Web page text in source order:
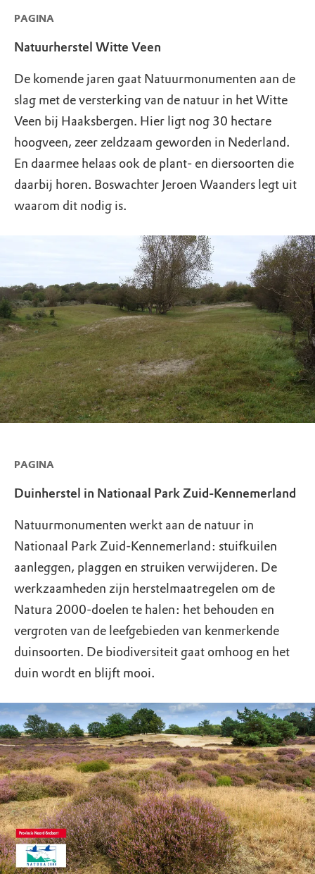
PAGINA
Natuurherstel Witte Veen
De komende jaren gaat Natuurmonumenten aan de
slag met de versterking van de natuur in het Witte
Veen bij Haaksbergen. Hier ligt nog 30 hectare
hoogveen, zeer zeldzaam geworden in Nederland.
En daarmee helaas ook de plant- en diersoorten die
daarbij horen. Boswachter Jeroen Waanders legt uit
waarom dit nodig is.
PAGINA
Duinherstel in Nationaal Park Zuid-Kennemerland
Natuurmonumenten werkt aan de natuur in
Nationaal Park Zuid-Kennemerland: stuifkuilen
aanleggen, plaggen en struiken verwijderen. De
werkzaamheden zijn herstelmaatregelen om de
Natura 2000-doelen te halen: het behouden en
vergroten van de leefgebieden van kenmerkende
duinsoorten. De biodiversiteit gaat omhoog en het
duin wordt en blijft mooi.